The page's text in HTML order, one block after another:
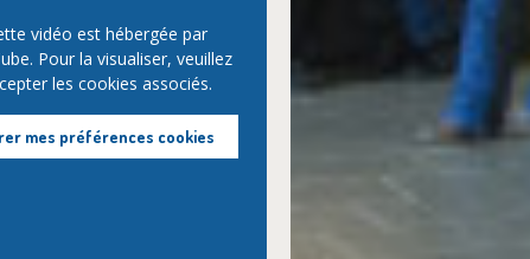
vidéo est hébergée par
Pour la visualiser, veuillez
les cookies associés.
mes préférences cookies